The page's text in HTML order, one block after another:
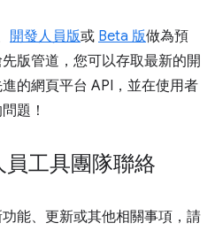
開發人員版或 Beta 版做為預
版管道，您可以存取最新的開
的網頁平台 API，並在使用者
題！
工具團隊聯絡
能、更新或其他相關事項，請